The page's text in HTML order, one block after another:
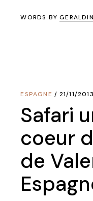
WORDS BY
ESPAGNE 21/11/2013
Safari
coeur
de